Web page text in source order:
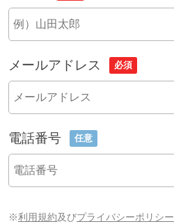
メールアドレス 必須
電話番号 任意
※利用規約及びプライバシーポリシー